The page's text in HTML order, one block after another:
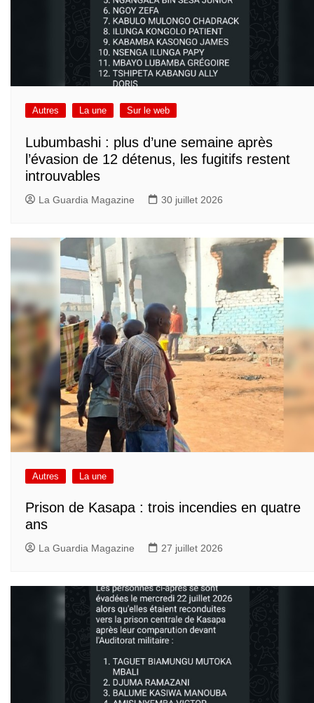
Autres La une Sur le web
Lubumbashi : plus d’une semaine après
l’évasion de 12 détenus, les fugitifs restent
introuvables
La Guardia Magazine 30 juillet 2026
Autres La une
Prison de Kasapa : trois incendies en quatre
ans
La Guardia Magazine 27 juillet 2026